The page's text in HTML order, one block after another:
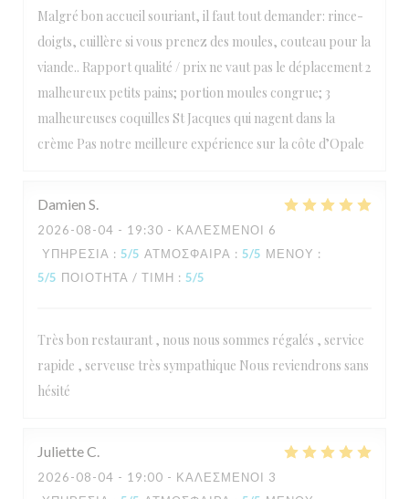
Malgré bon accueil souriant, il faut tout demander: rince-
doigts, cuillère si vous prenez des moules, couteau pour la
viande.. Rapport qualité / prix ne vaut pas le déplacement 2
malheureux petits pains; portion moules congrue; 3
malheureuses coquilles St Jacques qui nagent dans la
crème Pas notre meilleure expérience sur la côte d’Opale
Damien S
2026-08-04 - 19:30 - ΚΑΛΕΣΜΈΝΟΙ 6
ΥΠΗΡΕΣΊΑ : 5/5 ΑΤΜΌΣΦΑΙΡΑ : 5/5 ΜΕΝΟΎ :
5/5 ΠΟΙΌΤΗΤΑ / ΤΙΜΉ : 5/5
Très bon restaurant , nous nous sommes régalés , service
rapide , serveuse très sympathique Nous reviendrons sans
hésité
JulietteC
2026-08-04 - 19:00 - ΚΑΛΕΣΜΈΝΟΙ 3